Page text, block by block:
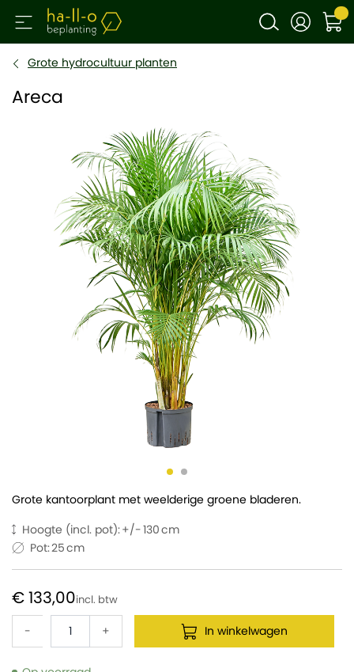
Grote hydrocultuur planten
Areca
Hoogte (incl. pot):
130
Pot:25
Grote kantoorplant met weelderige groene bladeren.
€ 133,00
- + In winkelwagen